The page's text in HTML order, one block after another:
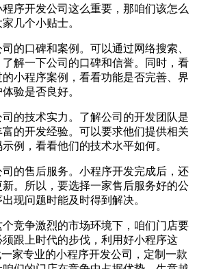
程序开发公司这么重要，那咱们该怎么
几个小贴士。
的口碑和案例。可以通过网络搜索、
解一下公司的口碑和信誉。同时，看
小程序案例，看看功能是否完善、界
验是否良好。
的技术实力。了解公司的开发团队是
的开发经验。可以要求他们提供相关
例，看看他们的技术水平如何。
的售后服务。小程序开发完成后，还
。所以，要选择一家售后服务好的公
现问题时能及时得到解决。
竞争激烈的市场环境下，咱们门店要
跟上时代的步伐，利用好小程序这
家专业的小程序开发公司，定制一款